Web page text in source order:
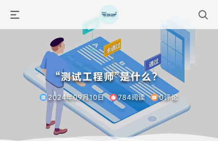
“测试工程师”是什么？
2024年09月10日 784阅读 0评论